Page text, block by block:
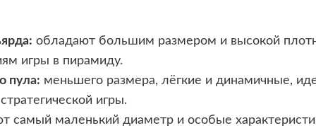
обладают большим размером и высокой
игры в пирамиду.
пула: меньшего размера, лёгкие и динамичные,
игры.
самый маленький диаметр и особые